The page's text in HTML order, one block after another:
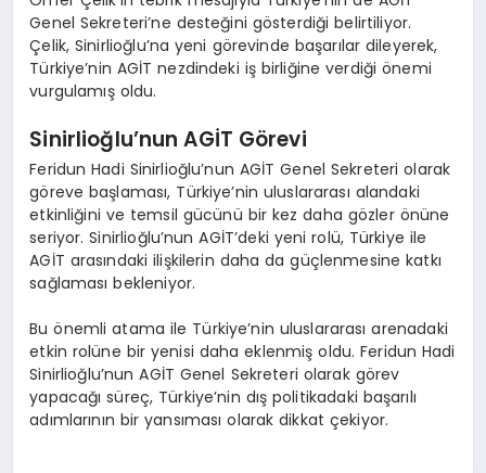
Genel Sekreteri’ne desteğini gösterdiği belirtiliyor.
Çelik, Sinirlioğlu’na yeni görevinde başarılar dileyerek,
Türkiye’nin AGİT nezdindeki iş birliğine verdiği önemi
vurgulamış oldu.
Sinirlioğlu’nun AGİT Görevi
Feridun Hadi Sinirlioğlu’nun AGİT Genel Sekreteri olarak
göreve başlaması, Türkiye’nin uluslararası alandaki
etkinliğini ve temsil gücünü bir kez daha gözler önüne
seriyor. Sinirlioğlu’nun AGİT’deki yeni rolü, Türkiye ile
AGİT arasındaki ilişkilerin daha da güçlenmesine katkı
sağlaması bekleniyor.
Bu önemli atama ile Türkiye’nin uluslararası arenadaki
etkin rolüne bir yenisi daha eklenmiş oldu. Feridun Hadi
Sinirlioğlu’nun AGİT Genel Sekreteri olarak görev
yapacağı süreç, Türkiye’nin dış politikadaki başarılı
adımlarının bir yansıması olarak dikkat çekiyor.